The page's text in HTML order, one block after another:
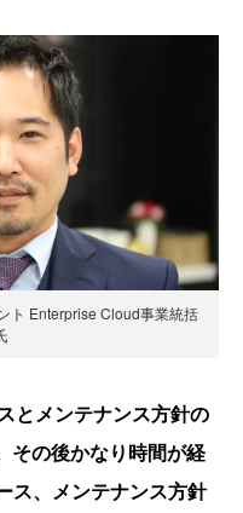
ト Enterprise Cloud事業統括
とメンテナンス方針の
その後かなり時間が経
ス、メンテナンス方針